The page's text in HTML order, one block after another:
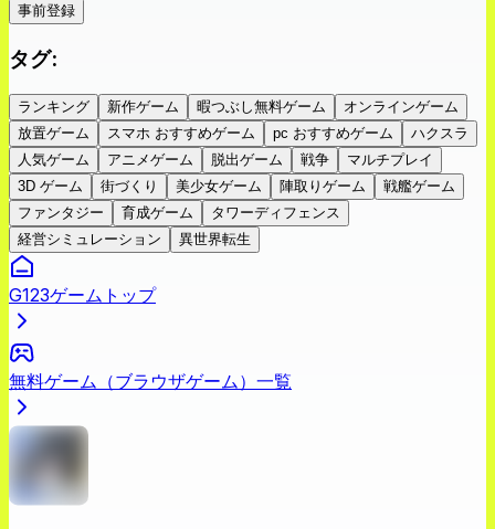
事前登録
タグ:
ランキング 新作ゲーム 暇つぶし無料ゲーム
オンラインゲーム
放置ゲーム
スマホ おすすめゲーム pc おすすめゲーム
ハクスラ
人気ゲーム
アニメゲーム 脱出ゲーム 戦争
マルチプレイ
3D ゲーム
街づくり 美少女ゲーム 陣取りゲーム
戦艦ゲーム
ファンタジー
育成ゲーム
タワーディフェンス
経営シミュレーション
異世界転生
G123ゲームトップ
無料ゲーム（ブラウザゲーム）一覧